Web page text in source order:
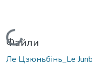
Вантажиться...
Файли
Ле Цзюньбінь_Le